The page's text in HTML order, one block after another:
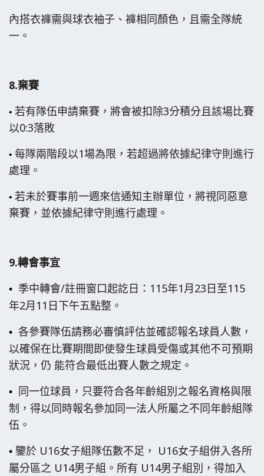
內搭衣褲需與球衣袖子、褲相同顏色，且需全隊統
一。
8.棄賽
• 若有隊伍申請棄賽，將會被扣除3分積分且該場比賽
以0:3落敗
• 每隊兩階段以1場為限，若超過將依據紀律守則進行
處理。
• 若未於賽事前一週來信通知主辦單位，將視同惡意
棄賽，並依據紀律守則進行處理。
9.轉會事宜
• 季中轉會/註冊窗口起訖日：115年1月23日至115
年2月11日下午五點整。
• 各參賽隊伍請務必審慎評估並確認報名球員人數，
以確保在比賽期間即使發生球員受傷或其他不可預期
狀況，仍 能符合最低出賽人數之規定。
• 同一位球員，只要符合各年齡組別之報名資格與限
制，得以同時報名參加同一法人所屬之不同年齡組隊
伍。
• 鑒於 U16女子組隊伍數不足， U16女子組併入各所
屬分區之 U14男子組。 所有 U14男子組別，得加入